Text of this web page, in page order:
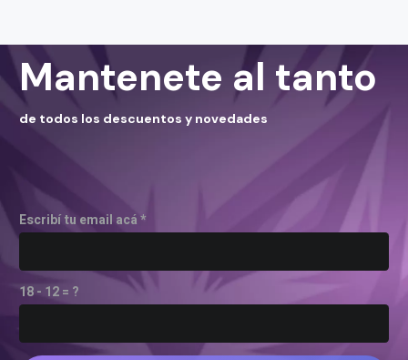
Mantenete al tanto
de todos los descuentos y novedades
Escribí tu email acá *
18 - 12 = ?